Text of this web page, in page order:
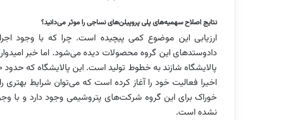
نتایج اصلاح سهمیه‌های پلی پروپیلن‌های نساجی را موثر می‌دانید؟
ارزیابی این موضوع کمی پیچیده است. چرا که با وجود
دادوستدهای این گروه محصولات دیده می‌شود. اما خبر
اخیرا فعالیت خود را آغاز کرده است که می‌توان شرایط
خوراک برای این گروه شرکت‌های پتروشیمی وجود دارد و
نشده است.